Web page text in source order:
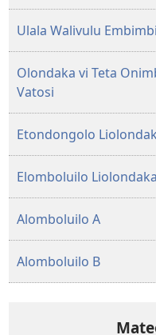
Ulala Walivulu
Olondaka vi Teta
Vatosi
Etondongolo
Elomboluilo
Alomboluilo A
Alomboluilo B